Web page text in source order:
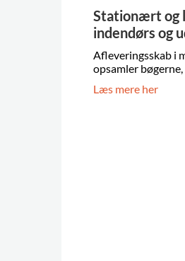
Stationært og
indendørs og
Afleveringsskab i
opsamler
Læs mere her